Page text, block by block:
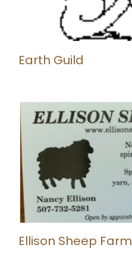
Earth Guild
Ellison Sheep Farm